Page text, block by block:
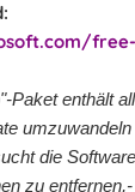
Paket enthält
die
zu